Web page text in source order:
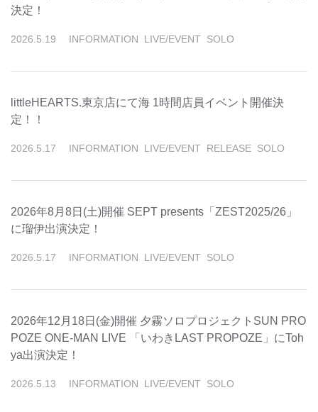
決定！
2026 5 19 INFORMATION LIVE/EVENT SOLO
littleHEARTS.東京店にて海 1時間店員イベント開催決
定！！
2026 5 17 INFORMATION LIVE/EVENT RELEASE SOLO
2026年8月8日(土)開催 SEPT presents「ZEST2025/26」
に瑠伊出演決定！
2026 5 17 INFORMATION LIVE/EVENT SOLO
2026年12月18日(金)開催 夕霧ソロプロジェクトSUN PRO
POZE ONE-MAN LIVE 「いわきLAST PROPOZE」にToh
ya出演決定！
2026 5 13 INFORMATION LIVE/EVENT SOLO